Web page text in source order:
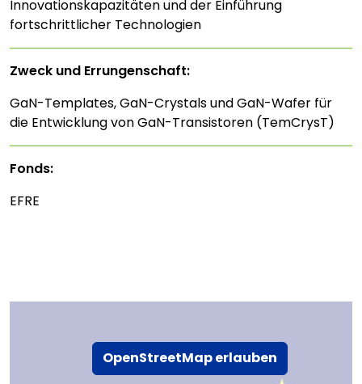
OpenStreetMap erlauben
Innovationskapazitäten und der Einführung
fortschrittlicher Technologien
Zweck und Errungenschaft:
GaN-Templates, GaN-Crystals und GaN-Wafer für
die Entwicklung von GaN-Transistoren (TemCrysT)
Fonds:
EFRE